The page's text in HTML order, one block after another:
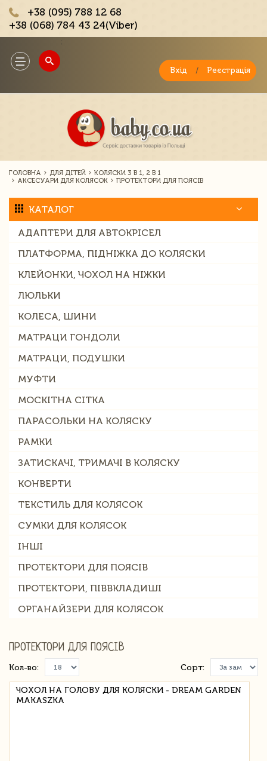
+38 (095) 788 12 68
+38 (068) 784 43 24(Viber)
Toggle
navigation
Вхід / Реєстрація
ГОЛОВНА ДЛЯ ДІТЕЙ
КОЛЯСКИ 3 В 1, 2 В 1
АКСЕСУАРИ ДЛЯ КОЛЯСОК
ПРОТЕКТОРИ ДЛЯ ПОЯСІВ
КАТАЛОГ
АДАПТЕРИ ДЛЯ АВТОКРІСЕЛ
ПЛАТФОРМА, ПІДНІЖКА ДО КОЛЯСКИ
КЛЕЙОНКИ, ЧОХОЛ НА НІЖКИ
ЛЮЛЬКИ
КОЛЕСА, ШИНИ
МАТРАЦИ ГОНДОЛИ
МАТРАЦИ, ПОДУШКИ
МУФТИ
МОСКІТНА СІТКА
ПАРАСОЛЬКИ НА КОЛЯСКУ
РАМКИ
ЗАТИСКАЧІ, ТРИМАЧІ В КОЛЯСКУ
КОНВЕРТИ
ТЕКСТИЛЬ ДЛЯ КОЛЯСОК
СУМКИ ДЛЯ КОЛЯСОК
ІНШІ
ПРОТЕКТОРИ ДЛЯ ПОЯСІВ
ПРОТЕКТОРИ, ПІВВКЛАДИШІ
ОРГАНАЙЗЕРИ ДЛЯ КОЛЯСОК
ПРОТЕКТОРИ ДЛЯ ПОЯСІВ
Кол-во: Сорт:
ЧОХОЛ НА ГОЛОВУ ДЛЯ КОЛЯСКИ - DREAM GARDEN
MAKASZKA